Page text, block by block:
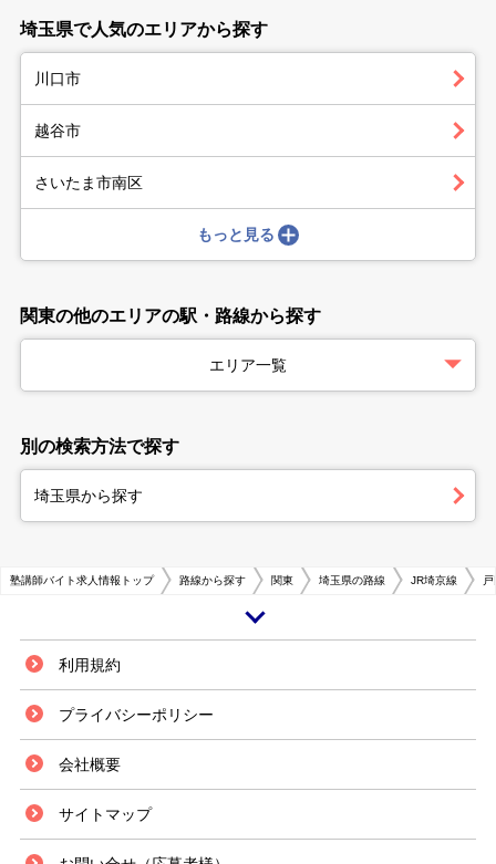
埼玉県で人気のエリアから探す
川口市
越谷市
さいたま市南区
もっと見る
関東の他のエリアの駅・路線から探す
エリア一覧
別の検索方法で探す
埼玉県から探す
塾講師バイト求人情報トップ 路線から探す 関東 埼玉県の路線 JR埼京線
埼玉県南部の戸田市にあるJR埼京線の戸田公園駅は、都心池袋までの所要
周辺は、古くからベッドタウンとして発展し、現在も住宅・マンション街が
広がっています。 街中には大型スーパーマーケットをはじめ、日々の生活
に便利な商店も充実している他、小中学校をメインに教育機関の数も多くな
っています。加えて荒川沿いには戸田公園や河川敷をはじめ、緑豊かなスポ
ットも多く、オフの運動や憩い、そして子供と親しむ場としても便利に利用
できます。また戸田ボートレース場といったレジャーの場もあります。 戸
利用規約
プライバシーポリシー
会社概要
サイトマップ